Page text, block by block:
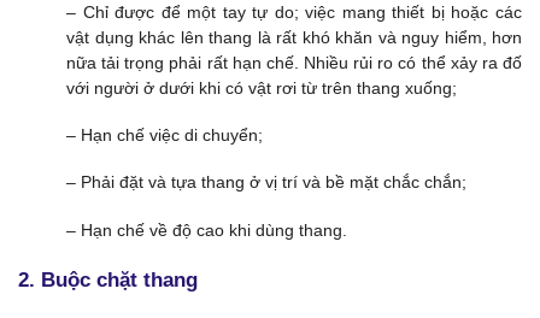
– Chỉ được để một tay tự do; việc mang thiết bị hoặc các
vật dụng khác lên thang là rất khó khăn và nguy hiểm, hơn
nữa tải trọng phải rất hạn chế. Nhiều rủi ro có thể xảy ra đố
với người ở dưới khi có vật rơi từ trên thang xuống;
– Hạn chế việc di chuyển;
– Phải đặt và tựa thang ở vị trí và bề mặt chắc chắn;
– Hạn chế về độ cao khi dùng thang.
2. Buộc chặt thang